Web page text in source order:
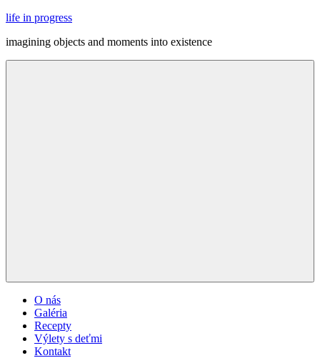
Skip
content
life in progress
imagining objects and moments into existence
O nás
Galéria
Recepty
Výlety s deťmi
Kontakt